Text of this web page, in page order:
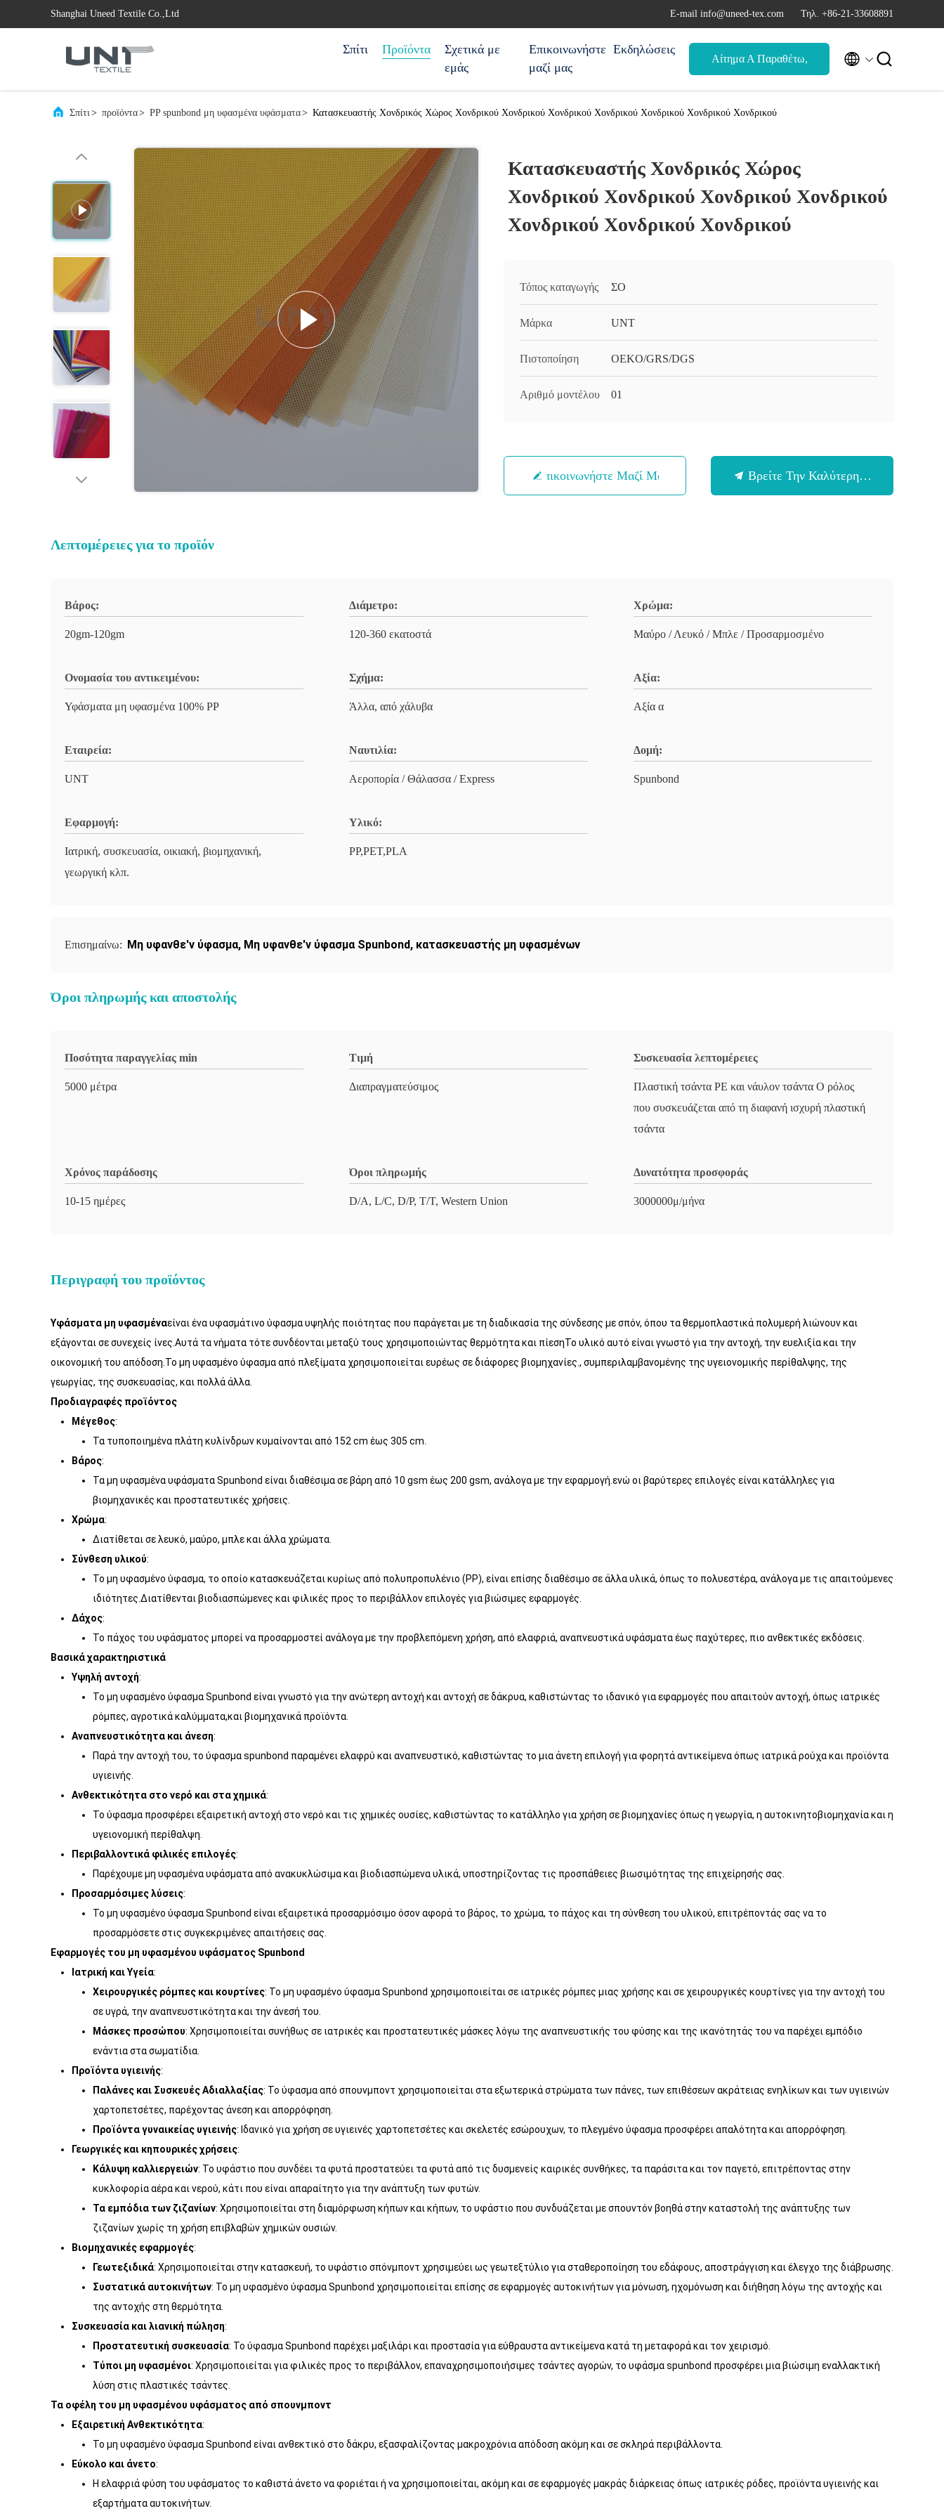
Shanghai Uneed Textile Co.,Ltd Ε-mail info@uneed-tex.com Τηλ. +86-21-33608891
Σπίτι Προϊόντα
Σχετικά με
εμάς
Επικοινωνήστε
μαζί μας
Εκδηλώσεις
Αίτημα Α Παραθέτω,  
Σπίτι> προϊόντα> PP spunbond μη υφασμένα υφάσματα> Κατασκευαστής Χονδρικός Χώρος Χονδρικού Χονδρικού Χονδρικού Χονδρικού Χονδρικού Χονδρικού Χονδρικού
Κατασκευαστής Χονδρικός Χώρος
Χονδρικού Χονδρικού Χονδρικού Χονδρικού
Χονδρικού Χονδρικού Χονδρικού
Τόπος καταγωγής ΣΟ
Μάρκα UNT
Πιστοποίηση OEKO/GRS/DGS
Αριθμό μοντέλου 01
Επικοινωνήστε Μαζί Μας Βρείτε Την Καλύτερη Τιμή
Λεπτομέρειες για το προϊόν
Βάρος:
20gm-120gm
Διάμετρο:
120-360 εκατοστά
Χρώμα:
Μαύρο / Λευκό / Μπλε / Προσαρμοσμένο
Ονομασία του αντικειμένου:
Υφάσματα μη υφασμένα 100% PP
Σχήμα:
Άλλα, από χάλυβα
Αξία:
Αξία α
Εταιρεία:
UNT
Ναυτιλία:
Αεροπορία / Θάλασσα / Express
Δομή:
Spunbond
Εφαρμογή:
Ιατρική, συσκευασία, οικιακή, βιομηχανική,
γεωργική κλπ.
Υλικό:
PP,PET,PLA
Επισημαίνω: Μη υφανθε'ν ύφασμα, Μη υφανθε'ν ύφασμα Spunbond, κατασκευαστής μη υφασμένων
Όροι πληρωμής και αποστολής
Ποσότητα παραγγελίας min
5000 μέτρα
Τιμή
Διαπραγματεύσιμος
Συσκευασία λεπτομέρειες
Πλαστική τσάντα PE και νάυλον τσάντα Ο ρόλος
που συσκευάζεται από τη διαφανή ισχυρή πλαστική
τσάντα
Χρόνος παράδοσης
10-15 ημέρες
Όροι πληρωμής
D/A, L/C, D/P, T/T, Western Union
Δυνατότητα προσφοράς
3000000μ/μήνα
Περιγραφή του προϊόντος
Υφάσματα μη υφασμέναείναι ένα υφασμάτινο ύφασμα υψηλής ποιότητας που παράγεται με τη διαδικασία της σύνδεσης με σπόν, όπου τα θερμοπλαστικά πολυμερή λιώνουν και
εξάγονται σε συνεχείς ίνες.Αυτά τα νήματα τότε συνδέονται μεταξύ τους χρησιμοποιώντας θερμότητα και πίεσηΤο υλικό αυτό είναι γνωστό για την αντοχή, την ευελιξία και την
οικονομική του απόδοση.Το μη υφασμένο ύφασμα από πλεξίματα χρησιμοποιείται ευρέως σε διάφορες βιομηχανίες., συμπεριλαμβανομένης της υγειονομικής περίθαλψης, της
γεωργίας, της συσκευασίας, και πολλά άλλα.
Προδιαγραφές προϊόντος
Μέγεθος:
Τα τυποποιημένα πλάτη κυλίνδρων κυμαίνονται από 152 cm έως 305 cm.
Βάρος:
Τα μη υφασμένα υφάσματα Spunbond είναι διαθέσιμα σε βάρη από 10 gsm έως 200 gsm, ανάλογα με την εφαρμογή.ενώ οι βαρύτερες επιλογές είναι κατάλληλες για
βιομηχανικές και προστατευτικές χρήσεις.
Χρώμα:
Διατίθεται σε λευκό, μαύρο, μπλε και άλλα χρώματα.
Σύνθεση υλικού:
Το μη υφασμένο ύφασμα, το οποίο κατασκευάζεται κυρίως από πολυπροπυλένιο (PP), είναι επίσης διαθέσιμο σε άλλα υλικά, όπως το πολυεστέρα, ανάλογα με τις απαιτούμενες
ιδιότητες.Διατίθενται βιοδιασπώμενες και φιλικές προς το περιβάλλον επιλογές για βιώσιμες εφαρμογές.
Δάχος:
Το πάχος του υφάσματος μπορεί να προσαρμοστεί ανάλογα με την προβλεπόμενη χρήση, από ελαφριά, αναπνευστικά υφάσματα έως παχύτερες, πιο ανθεκτικές εκδόσεις.
Βασικά χαρακτηριστικά
Υψηλή αντοχή:
Το μη υφασμένο ύφασμα Spunbond είναι γνωστό για την ανώτερη αντοχή και αντοχή σε δάκρυα, καθιστώντας το ιδανικό για εφαρμογές που απαιτούν αντοχή, όπως ιατρικές
ρόμπες, αγροτικά καλύμματα,και βιομηχανικά προϊόντα.
Αναπνευστικότητα και άνεση:
Παρά την αντοχή του, το ύφασμα spunbond παραμένει ελαφρύ και αναπνευστικό, καθιστώντας το μια άνετη επιλογή για φορητά αντικείμενα όπως ιατρικά ρούχα και προϊόντα
υγιεινής.
Ανθεκτικότητα στο νερό και στα χημικά:
Το ύφασμα προσφέρει εξαιρετική αντοχή στο νερό και τις χημικές ουσίες, καθιστώντας το κατάλληλο για χρήση σε βιομηχανίες όπως η γεωργία, η αυτοκινητοβιομηχανία και η
υγειονομική περίθαλψη.
Περιβαλλοντικά φιλικές επιλογές:
Παρέχουμε μη υφασμένα υφάσματα από ανακυκλώσιμα και βιοδιασπώμενα υλικά, υποστηρίζοντας τις προσπάθειες βιωσιμότητας της επιχείρησής σας.
Προσαρμόσιμες λύσεις:
Το μη υφασμένο ύφασμα Spunbond είναι εξαιρετικά προσαρμόσιμο όσον αφορά το βάρος, το χρώμα, το πάχος και τη σύνθεση του υλικού, επιτρέποντάς σας να το
προσαρμόσετε στις συγκεκριμένες απαιτήσεις σας.
Εφαρμογές του μη υφασμένου υφάσματος Spunbond
Ιατρική και Υγεία:
Χειρουργικές ρόμπες και κουρτίνες: Το μη υφασμένο ύφασμα Spunbond χρησιμοποιείται σε ιατρικές ρόμπες μιας χρήσης και σε χειρουργικές κουρτίνες για την αντοχή του
σε υγρά, την αναπνευστικότητα και την άνεσή του.
Μάσκες προσώπου: Χρησιμοποιείται συνήθως σε ιατρικές και προστατευτικές μάσκες λόγω της αναπνευστικής του φύσης και της ικανότητάς του να παρέχει εμπόδιο
ενάντια στα σωματίδια.
Προϊόντα υγιεινής:
Παλάνες και Συσκευές Αδιαλλαξίας: Το ύφασμα από σπουνμποντ χρησιμοποιείται στα εξωτερικά στρώματα των πάνες, των επιθέσεων ακράτειας ενηλίκων και των υγιεινών
χαρτοπετσέτες, παρέχοντας άνεση και απορρόφηση.
Προϊόντα γυναικείας υγιεινής: Ιδανικό για χρήση σε υγιεινές χαρτοπετσέτες και σκελετές εσώρουχων, το πλεγμένο ύφασμα προσφέρει απαλότητα και απορρόφηση.
Γεωργικές και κηπουρικές χρήσεις:
Κάλυψη καλλιεργειών: Το υφάστιο που συνδέει τα φυτά προστατεύει τα φυτά από τις δυσμενείς καιρικές συνθήκες, τα παράσιτα και τον παγετό, επιτρέποντας στην
κυκλοφορία αέρα και νερού, κάτι που είναι απαραίτητο για την ανάπτυξη των φυτών.
Τα εμπόδια των ζιζανίων: Χρησιμοποιείται στη διαμόρφωση κήπων και κήπων, το υφάστιο που συνδυάζεται με σπουντόν βοηθά στην καταστολή της ανάπτυξης των
ζιζανίων χωρίς τη χρήση επιβλαβών χημικών ουσιών.
Βιομηχανικές εφαρμογές:
Γεωτεξιδικά: Χρησιμοποιείται στην κατασκευή, το υφάστιο σπόνμποντ χρησιμεύει ως γεωτεξτύλιο για σταθεροποίηση του εδάφους, αποστράγγιση και έλεγχο της διάβρωσης.
Συστατικά αυτοκινήτων: Το μη υφασμένο ύφασμα Spunbond χρησιμοποιείται επίσης σε εφαρμογές αυτοκινήτων για μόνωση, ηχομόνωση και διήθηση λόγω της αντοχής και
της αντοχής στη θερμότητα.
Συσκευασία και λιανική πώληση:
Προστατευτική συσκευασία: Το ύφασμα Spunbond παρέχει μαξιλάρι και προστασία για εύθραυστα αντικείμενα κατά τη μεταφορά και τον χειρισμό.
Τύποι μη υφασμένοι: Χρησιμοποιείται για φιλικές προς το περιβάλλον, επαναχρησιμοποιήσιμες τσάντες αγορών, το υφάσμα spunbond προσφέρει μια βιώσιμη εναλλακτική
λύση στις πλαστικές τσάντες.
Τα οφέλη του μη υφασμένου υφάσματος από σπουνμποντ
Εξαιρετική Ανθεκτικότητα:
Το μη υφασμένο ύφασμα Spunbond είναι ανθεκτικό στο δάκρυ, εξασφαλίζοντας μακροχρόνια απόδοση ακόμη και σε σκληρά περιβάλλοντα.
Εύκολο και άνετο:
Η ελαφριά φύση του υφάσματος το καθιστά άνετο να φοριέται ή να χρησιμοποιείται, ακόμη και σε εφαρμογές μακράς διάρκειας όπως ιατρικές ρόδες, προϊόντα υγιεινής και
εξαρτήματα αυτοκινήτων.